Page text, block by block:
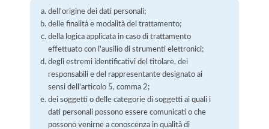
dell'origine dei dati personali;
delle finalità e modalità del trattamento;
della logica applicata in caso di trattamento
effettuato con l'ausilio di strumenti elettronici;
degli estremi identificativi del titolare, dei
responsabili e del rappresentante designato ai
sensi dell'articolo 5, comma 2;
dei soggetti o delle categorie di soggetti ai quali i
dati personali possono essere comunicati o che
possono venirne a conoscenza in qualità di